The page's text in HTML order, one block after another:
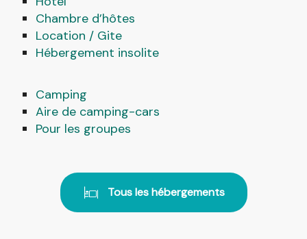
QUE FAIRE ?
Chambre d’hôtes
Location / Gite
Hébergement insolite
Camping
Aire de camping-cars
Pour les groupes
Tous les hébergements